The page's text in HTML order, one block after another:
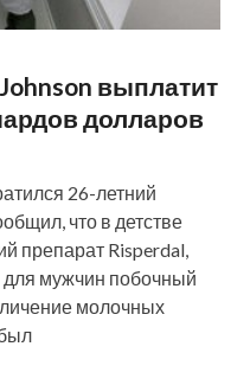
выплатит
долларов
26-летний
что в детстве
препарат Risperdal,
мужчин побочный
молочных